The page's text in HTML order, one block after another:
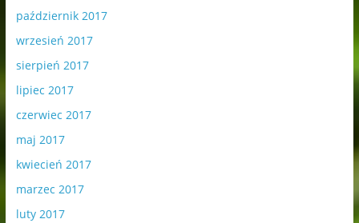
październik 2017
wrzesień 2017
sierpień 2017
lipiec 2017
czerwiec 2017
maj 2017
kwiecień 2017
marzec 2017
luty 2017